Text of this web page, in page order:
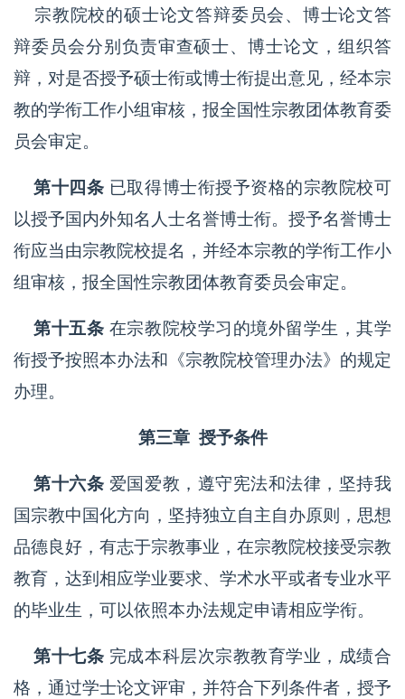
宗教院校的硕士论文答辩委员会、博士论文答
辩委员会分别负责审查硕士、博士论文，组织答
辩，对是否授予硕士衔或博士衔提出意见，经本宗
教的学衔工作小组审核，报全国性宗教团体教育委
员会审定。
第十四条 已取得博士衔授予资格的宗教院校可
以授予国内外知名人士名誉博士衔。授予名誉博士
衔应当由宗教院校提名，并经本宗教的学衔工作小
组审核，报全国性宗教团体教育委员会审定。
第十五条 在宗教院校学习的境外留学生，其学
衔授予按照本办法和《宗教院校管理办法》的规定
办理。
第三章 授予条件
第十六条 爱国爱教，遵守宪法和法律，坚持我
国宗教中国化方向，坚持独立自主自办原则，思想
品德良好，有志于宗教事业，在宗教院校接受宗教
教育，达到相应学业要求、学术水平或者专业水平
的毕业生，可以依照本办法规定申请相应学衔。
第十七条 完成本科层次宗教教育学业，成绩合
格，通过学士论文评审，并符合下列条件者，授予